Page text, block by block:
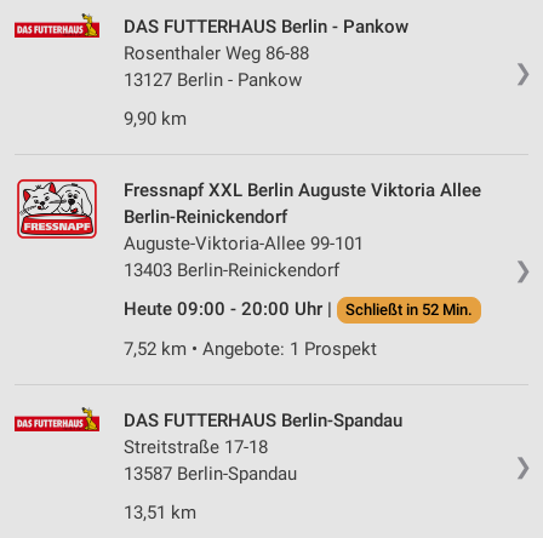
❯
DAS FUTTERHAUS Berlin - Pankow
Rosenthaler Weg 86-88
13127 Berlin - Pankow
9,90 km
❯
Fressnapf XXL Berlin Auguste Viktoria Allee
Berlin-Reinickendorf
Auguste-Viktoria-Allee 99-101
13403 Berlin-Reinickendorf
Heute 09:00 - 20:00 Uhr |
Schließt in 52 Min.
7,52 km • Angebote: 1 Prospekt
❯
DAS FUTTERHAUS Berlin-Spandau
Streitstraße 17-18
13587 Berlin-Spandau
13,51 km